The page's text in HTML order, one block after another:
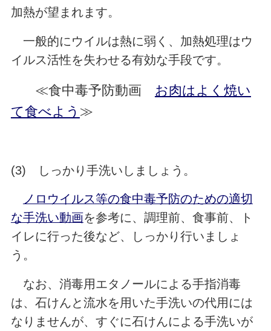
加熱が望まれます。
一般的にウイルは熱に弱く、加熱処理はウ
イルス活性を失わせる有効な手段です。
≪食中毒予防動画 お肉はよく焼い
て食べよう ≫
(3) しっかり手洗いしましょう。
ノロウイルス等の食中毒予防のための適切
な手洗い動画を参考に、調理前、食事前、ト
イレに行った後など、しっかり行いましょ
う。
なお、消毒用エタノールによる手指消毒
は、石けんと流水を用いた手洗いの代用には
なりませんが、すぐに石けんによる手洗いが